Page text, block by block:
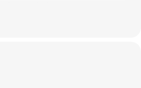
por el viento.